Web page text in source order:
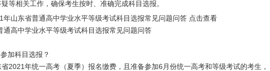
等相关工作，确保考生按时、准确完成科目选报。
东省普通高中学业水平等级考试科目选报常见问题问答 点击查看
通高中学业水平等级考试科目选报常见问题问答
加科目选报？
2021年统一高考（夏季）报名缴费，且准备参加6月份统一高考和等级考试的考生，